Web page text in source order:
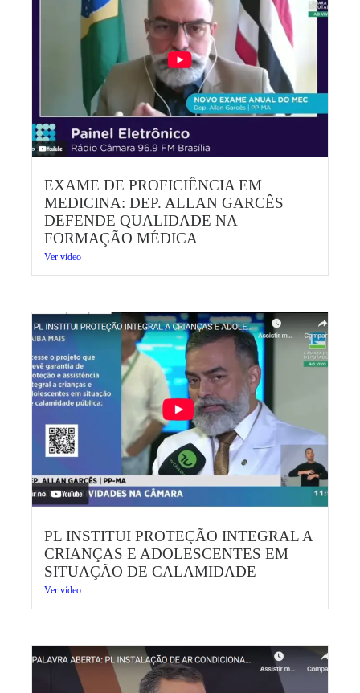
EXAME DE PROFICIÊNCIA EM
MEDICINA: DEP. ALLAN GARCÊS
DEFENDE QUALIDADE NA
FORMAÇÃO MÉDICA
Ver vídeo
PL INSTITUI PROTEÇÃO INTEGRAL A
CRIANÇAS E ADOLESCENTES EM
SITUAÇÃO DE CALAMIDADE
Ver vídeo